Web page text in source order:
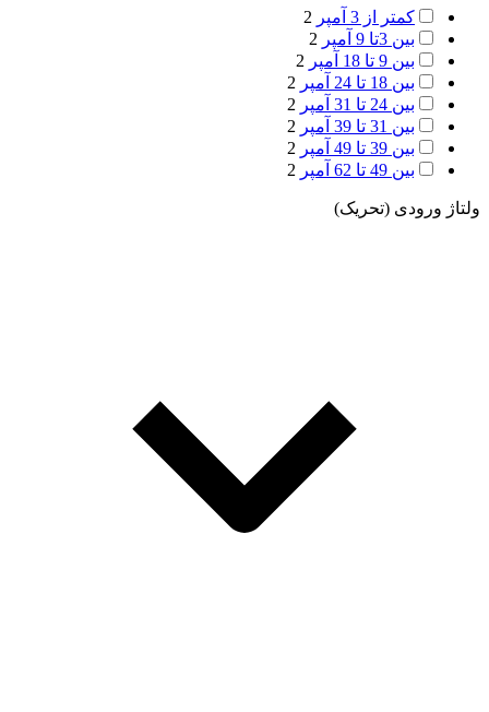
کمتر از 3 آمپر
2
بین 3تا 9 آمپر
2
بین 9 تا 18 آمپر
2
بین 18 تا 24 آمپر
2
بین 24 تا 31 آمپر
2
بین 31 تا 39 آمپر
2
بین 39 تا 49 آمپر
2
بین 49 تا 62 آمپر
2
ولتاژ ورودی (تحریک)